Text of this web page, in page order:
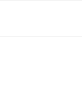
选出来的项目信
应，并不足以支